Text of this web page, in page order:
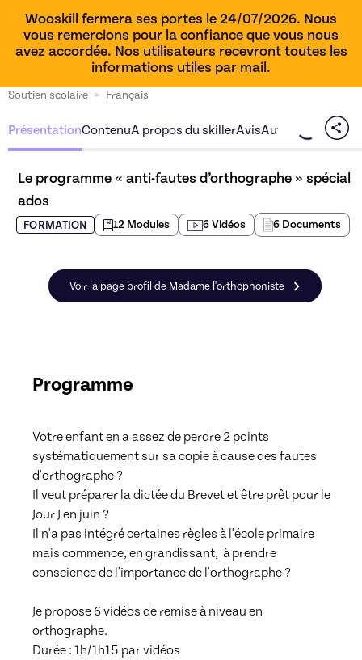
Wooskill fermera ses portes le 24/07/2026. Nous
vous remercions pour la confiance que vous nous
avez accordée. Nos utilisateurs recevront toutes les
informations utiles par mail.
Soutien scolaire > Français
PrésentationContenuA propos du skillerAvisAutres offres du
Le programme « anti-fautes d’orthographe » spécial
ados
FORMATION 12Modules 6Vidéos 6Documents
Voir la page profil de Madame l'orthophoniste
Programme
Votre enfant en a assez de perdre 2 points
systématiquement sur sa copie à cause des fautes
d'orthographe ?
Il veut préparer la dictée du Brevet et être prêt pour le
Jour J en juin ?
Il n'a pas intégré certaines règles à l'école primaire
mais commence, en grandissant,  à prendre
conscience de l'importance de l'orthographe ?
Je propose 6 vidéos de remise à niveau en
orthographe.
Durée : 1h/1h15 par vidéos